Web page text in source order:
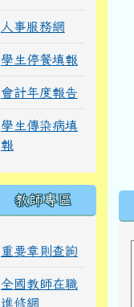
人事服務網
學生停餐填報
會計年度報告
學生傳染病填
報
教師專區
重要章則查詢
全國教師在職
進修網